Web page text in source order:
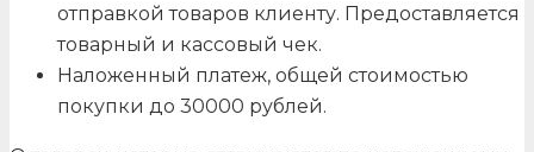
отправкой товаров клиенту. Предоставляется
товарный и кассовый чек.
Наложенный платеж, общей стоимостью
покупки до 30000 рублей.